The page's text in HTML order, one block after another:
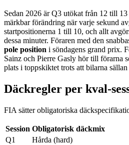
Sedan 2026 är Q3 utökat från 12 till
märkbar förändring när varje sekund
startpositionerna 1 till 10, och allt
dessa minuter. Föraren med den
pole position i söndagens grand prix.
Sainz och Pierre Gasly hör till förarna
plats i toppskiktet trots att bilarna
Däckregler per kval-
FIA sätter obligatoriska
Session Obligatorisk däckmix
Q1
Hårda (hard)